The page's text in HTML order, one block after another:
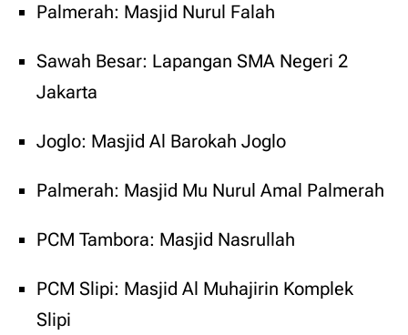
Palmerah: Masjid Nurul Falah
Sawah Besar: Lapangan SMA Negeri 2
Jakarta
Joglo: Masjid Al Barokah Joglo
Palmerah: Masjid Mu Nurul Amal Palmerah
PCM Tambora: Masjid Nasrullah
PCM Slipi: Masjid Al Muhajirin Komplek
Slipi